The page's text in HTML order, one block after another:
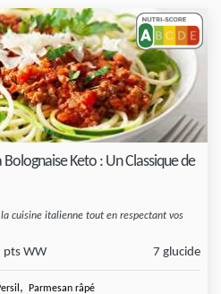
Keto : Un Classique de
cuisine italienne tout en respectant vos
pts WW 7 glucide
, Parmesan râpé